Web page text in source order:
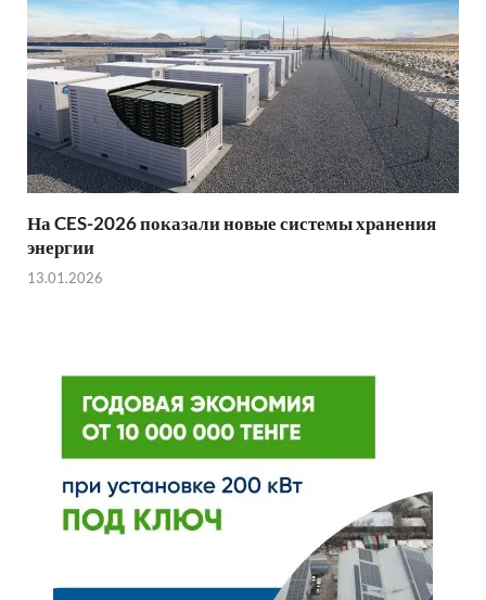
На CES-2026 показали новые системы хранения
энергии
13.01.2026